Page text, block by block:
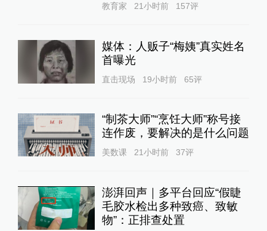
教育家 21小时前 157评
媒体：人贩子“梅姨”真实姓名
首曝光
直击现场 19小时前 65评
“制茶大师”“烹饪大师”称号接
连作废，要解决的是什么问题
美数课 21小时前 37评
澎湃回声｜多平台回应“假睫
毛胶水检出多种致癌、致敏
物”：正排查处置